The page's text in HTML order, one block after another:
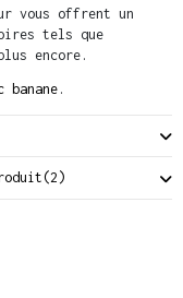
vous offrent un
tels que
encore.
banane.
(2)